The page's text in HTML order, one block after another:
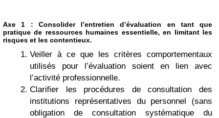
Axe 1 : Consolider l’entretien d’évaluation en tant que
pratique de ressources humaines essentielle, en limitant les
risques et les contentieux.
Veiller à ce que les critères comportementaux
utilisés pour l’évaluation soient en lien avec
l’activité professionnelle.
Clarifier les procédures de consultation des
institutions représentatives du personnel (sans
obligation de consultation systématique du